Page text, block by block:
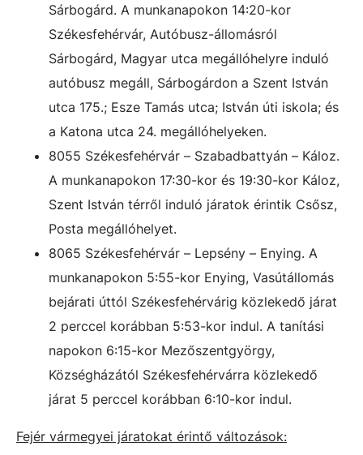
Sárbogárd. A munkanapokon 14:20-kor
Székesfehérvár, Autóbusz-állomásról
Sárbogárd, Magyar utca megállóhelyre induló
autóbusz megáll, Sárbogárdon a Szent István
utca 175.; Esze Tamás utca; István úti iskola; és
a Katona utca 24. megállóhelyeken.
8055 Székesfehérvár – Szabadbattyán – Káloz.
A munkanapokon 17:30-kor és 19:30-kor Káloz,
Szent István térről induló járatok érintik Csősz,
Posta megállóhelyet.
8065 Székesfehérvár – Lepsény – Enying. A
munkanapokon 5:55-kor Enying, Vasútállomás
bejárati úttól Székesfehérvárig közlekedő járat
2 perccel korábban 5:53-kor indul. A tanítási
napokon 6:15-kor Mezőszentgyörgy,
Községházától Székesfehérvárra közlekedő
járat 5 perccel korábban 6:10-kor indul.
Fejér vármegyei járatokat érintő változások: